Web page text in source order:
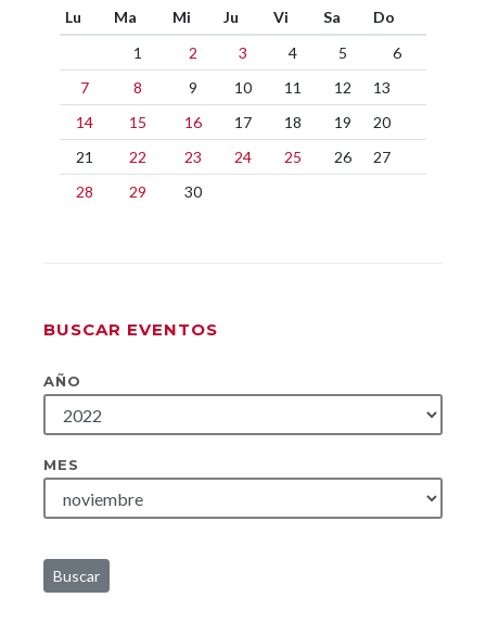
Lu
Ma Mi Ju Vi Sa
Do
1
2 3 4 5
6
7
8 9 10 11 12
13
14
15 16 17 18 19
20
21
22 23 24 25 26
27
28
29 30
BUSCAR EVENTOS
AÑO
MES
Buscar